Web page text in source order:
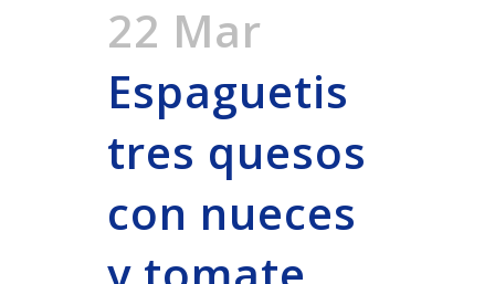
22 Mar
Espaguetis
tres quesos
con nueces